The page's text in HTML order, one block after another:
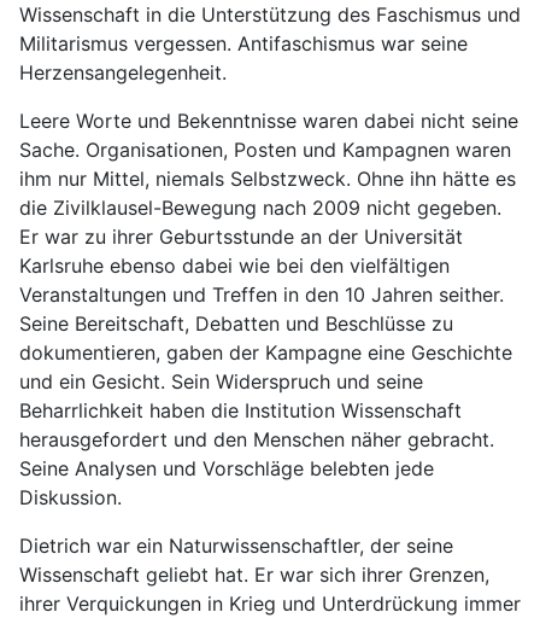
Wissenschaft in die Unterstützung des Faschismus und
Militarismus vergessen. Antifaschismus war seine
Herzensangelegenheit.
Leere Worte und Bekenntnisse waren dabei nicht seine
Sache. Organisationen, Posten und Kampagnen waren
ihm nur Mittel, niemals Selbstzweck. Ohne ihn hätte es
die Zivilklausel-Bewegung nach 2009 nicht gegeben.
Er war zu ihrer Geburtsstunde an der Universität
Karlsruhe ebenso dabei wie bei den vielfältigen
Veranstaltungen und Treffen in den 10 Jahren seither.
Seine Bereitschaft, Debatten und Beschlüsse zu
dokumentieren, gaben der Kampagne eine Geschichte
und ein Gesicht. Sein Widerspruch und seine
Beharrlichkeit haben die Institution Wissenschaft
herausgefordert und den Menschen näher gebracht.
Seine Analysen und Vorschläge belebten jede
Diskussion.
Dietrich war ein Naturwissenschaftler, der seine
Wissenschaft geliebt hat. Er war sich ihrer Grenzen,
ihrer Verquickungen in Krieg und Unterdrückung immer